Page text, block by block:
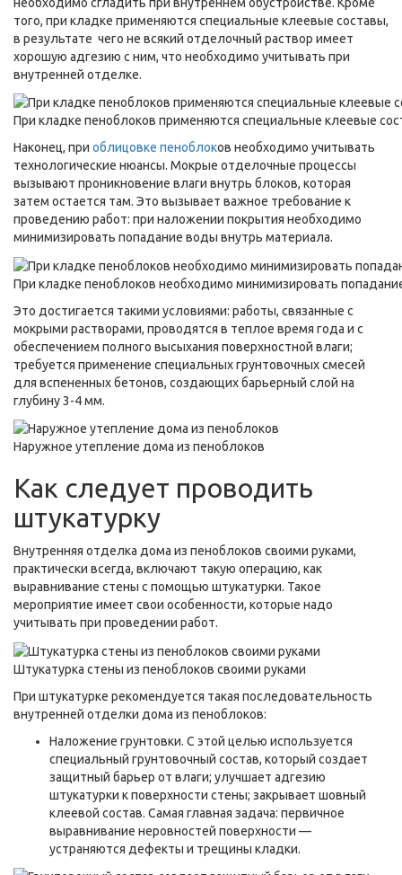
того, при кладке применяются специальные клеевые составы,
в результате чего не всякий отделочный раствор имеет
хорошую адгезию с ним, что необходимо учитывать при
внутренней отделке.
При кладке пеноблоков применяются специальные клеевые
Наконец, при облицовке пеноблоков необходимо учитывать
технологические нюансы. Мокрые отделочные процессы
вызывают проникновение влаги внутрь блоков, которая
затем остается там. Это вызывает важное требование к
проведению работ: при наложении покрытия необходимо
минимизировать попадание воды внутрь материала.
При кладке пеноблоков необходимо минимизировать
Это достигается такими условиями: работы, связанные с
мокрыми растворами, проводятся в теплое время года и с
обеспечением полного высыхания поверхностной влаги;
требуется применение специальных грунтовочных смесей
для вспененных бетонов, создающих барьерный слой на
глубину 3-4 мм.
Наружное утепление дома из пеноблоков
Как следует проводить
штукатурку
Внутренняя отделка дома из пеноблоков своими руками,
практически всегда, включают такую операцию, как
выравнивание стены с помощью штукатурки. Такое
мероприятие имеет свои особенности, которые надо
учитывать при проведении работ.
Штукатурка стены из пеноблоков своими руками
При штукатурке рекомендуется такая последовательность
внутренней отделки дома из пеноблоков:
Наложение грунтовки. С этой целью используется
специальный грунтовочный состав, который создает
защитный барьер от влаги; улучшает адгезию
штукатурки к поверхности стены; закрывает шовный
клеевой состав. Самая главная задача: первичное
выравнивание неровностей поверхности —
устраняются дефекты и трещины кладки.